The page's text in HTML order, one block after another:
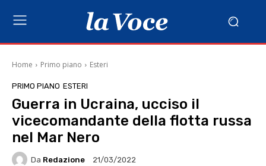
Home Primo piano Esteri
PRIMO PIANO ESTERI
Guerra in Ucraina, ucciso il
vicecomandante della flotta russa
nel Mar Nero
Da Redazione 21/03/2022